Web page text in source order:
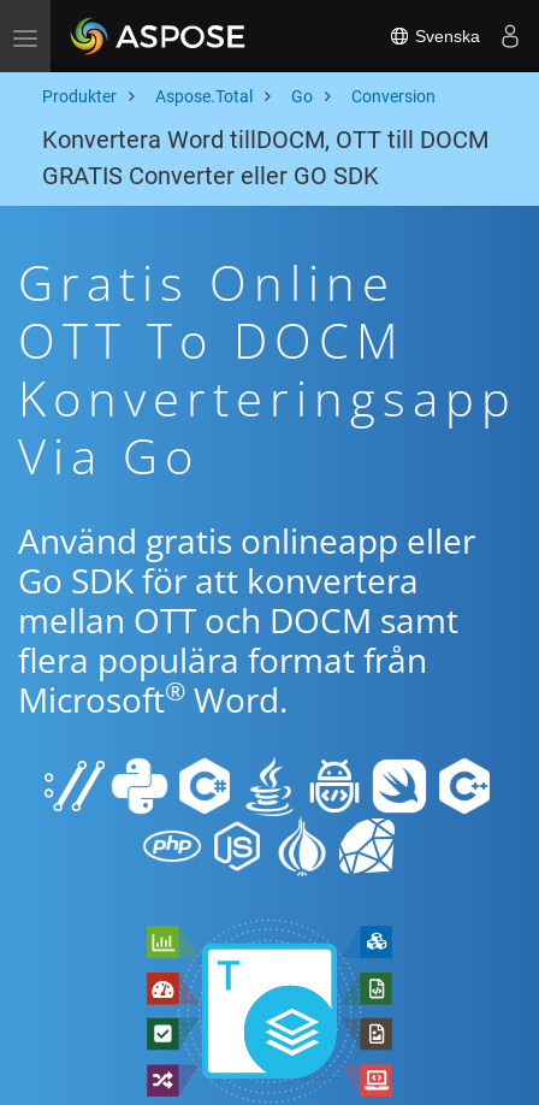
Toggle navigation Svenska
Produkter Aspose.Total Go Conversion
Konvertera Word tillDOCM, OTT till DOCM
GRATIS Converter eller GO SDK
Gratis Online
OTT To DOCM
Konverteringsapp
Via Go
Använd gratis onlineapp eller
Go SDK för att konvertera
mellan OTT och DOCM samt
flera populära format från
Microsoft® Word.